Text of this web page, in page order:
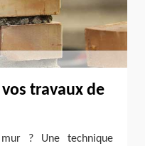
travaux de
? Une technique